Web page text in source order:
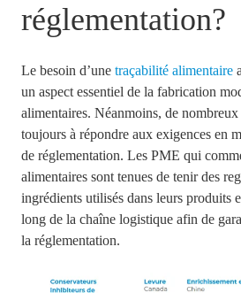
réglementation?
Le besoin d’une traçabilité alimentaire
un aspect essentiel de la fabrication
alimentaires. Néanmoins, de
toujours à répondre aux exigences en
de réglementation. Les PME qui
alimentaires sont tenues de tenir des
ingrédients utilisés dans leurs produits
long de la chaîne logistique afin de
la réglementation.